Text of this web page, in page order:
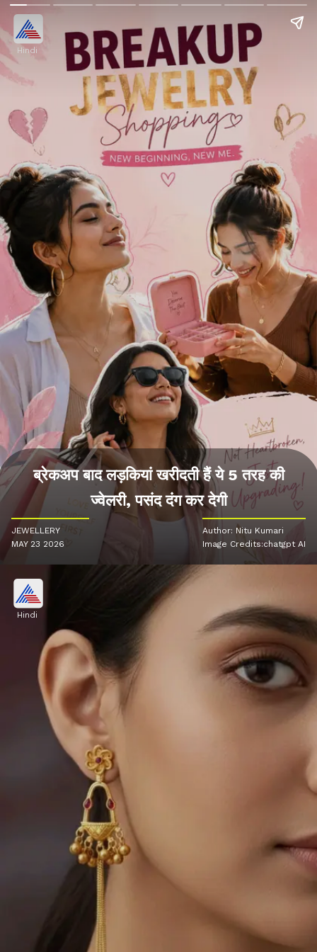
Hindi
ब्रेकअप बाद लड़कियां खरीदती हैं ये 5 तरह की
ज्वेलरी, पसंद दंग कर देगी
JEWELLERY
MAY 23 2026
Author: Nitu Kumari
Image Credits:chatgpt AI
Hindi